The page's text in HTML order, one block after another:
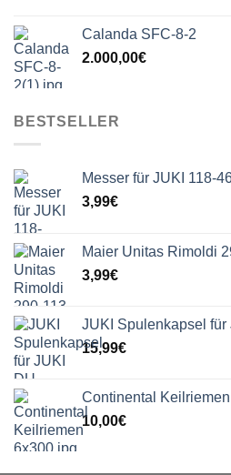
Calanda SFC-8-2
2.000,00€
BESTSELLER
Messer für JUKI 118-
3,99€
Maier Unitas Rimoldi
3,99€
JUKI Spulenkapsel für
15,99€
Continental
10,00€